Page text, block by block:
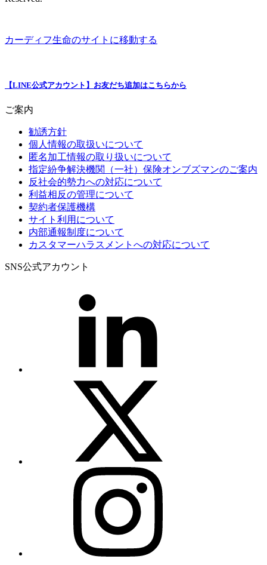
カーディフ生命のサイトに移動する
【LINE公式アカウント】お友だち追加はこちらから
ご案内
勧誘方針
個人情報の取扱いについて
匿名加工情報の取り扱いについて
指定紛争解決機関（一社）保険オンブズマンのご案内
反社会的勢力への対応について
利益相反の管理について
契約者保護機構
サイト利用について
内部通報制度について
カスタマーハラスメントへの対応について
SNS公式アカウント